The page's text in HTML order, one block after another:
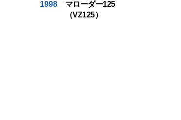
1998
マローダー125
（VZ125）